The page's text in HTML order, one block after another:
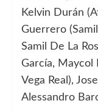
Kelvin Durán
Guerrero
Samil De La
García, Maycol
Vega Real),
Alessandro